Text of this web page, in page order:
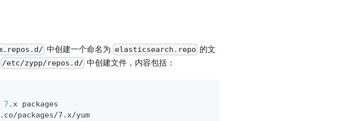
中创建一个命名为 elasticsearch.repo 的文
/etc/zypp/repos.d/ 中创建文件，内容包括：
7 .x packages
packages/7.x/yum